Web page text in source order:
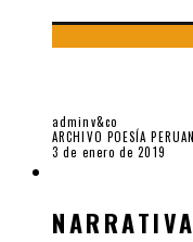
adminv&co
ARCHIVO POESÍA
3 de enero de 2019
NARRATIVA